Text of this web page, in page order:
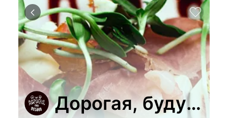
Дорогая, буду